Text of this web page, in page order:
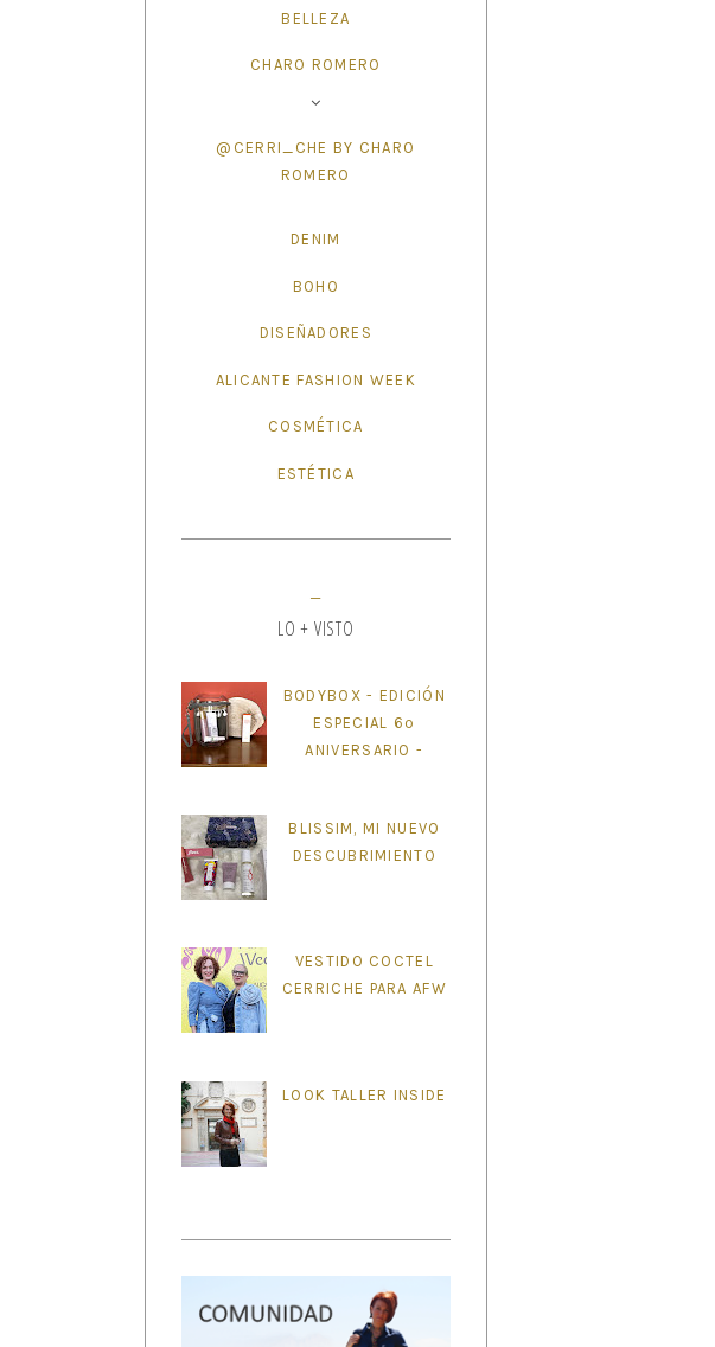
BELLEZA
CHARO ROMERO
@CERRI_CHE BY CHARO
ROMERO
DENIM
BOHO
DISEÑADORES
ALICANTE FASHION WEEK
COSMÉTICA
ESTÉTICA
LO + VISTO
BODYBOX - EDICIÓN
ESPECIAL 6º
ANIVERSARIO -
BLISSIM, MI NUEVO
DESCUBRIMIENTO
VESTIDO COCTEL
CERRICHE PARA AFW
LOOK TALLER INSIDE